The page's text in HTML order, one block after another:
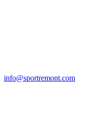
info@sportremont.com